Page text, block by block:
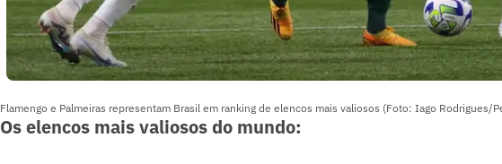
Flamengo e Palmeiras representam Brasil em ranking de elencos mais valiosos (Foto: Iago Rodrigues/
Os elencos mais valiosos do mundo: